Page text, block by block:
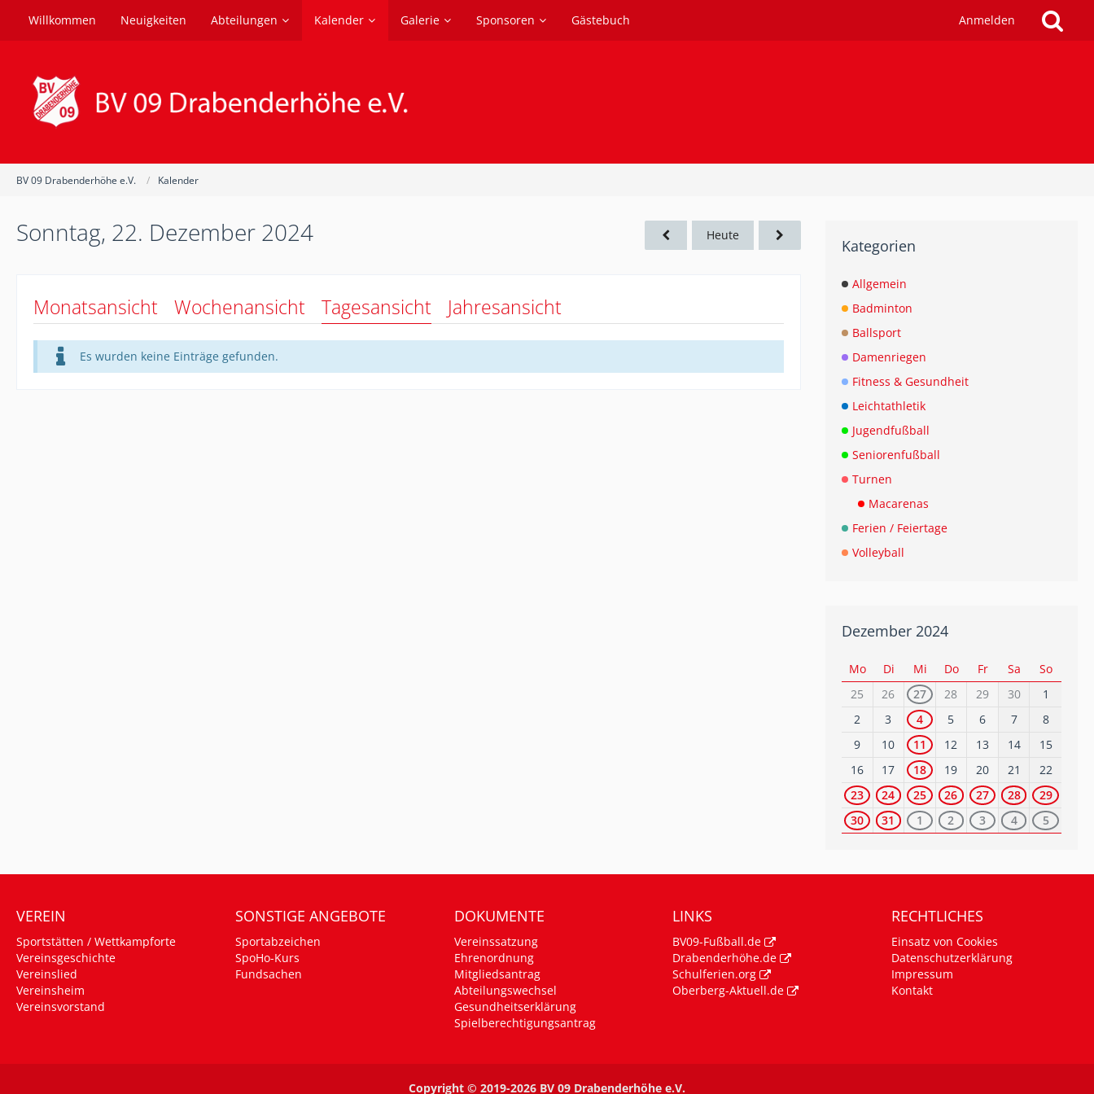
Willkommen Neuigkeiten Abteilungen Kalender Galerie Sponsoren Gästebuch Anmelden
BV 09 Drabenderhöhe e.V. Kalender
Sonntag, 22. Dezember 2024 Heute
Monatsansicht Wochenansicht Tagesansicht Jahresansicht
Es wurden keine Einträge gefunden.
Kategorien
Allgemein
Badminton
Ballsport
Damenriegen
Fitness & Gesundheit
Leichtathletik
Jugendfußball
Seniorenfußball
Turnen
Macarenas
Ferien / Feiertage
Volleyball
Dezember 2024
Mo Di Mi Do Fr Sa
So
25
26 27 28 29 30
1
2
3 4 5 6 7
8
9
10 11 12 13 14
15
16
17 18 19 20 21
22
23
24 25 26 27 28
29
30
31 1 2 3 4 5
VEREIN
Sportstätten / Wettkampforte
Vereinsgeschichte
Vereinslied
Vereinsheim
Vereinsvorstand
SONSTIGE ANGEBOTE
Sportabzeichen
SpoHo-Kurs
Fundsachen
DOKUMENTE
Vereinssatzung
Ehrenordnung
Mitgliedsantrag
Abteilungswechsel
Gesundheitserklärung
Spielberechtigungsantrag
LINKS
BV09-Fußball.de
Drabenderhöhe.de
Schulferien.org
Oberberg-Aktuell.de
RECHTLICHES
Einsatz von Cookies
Datenschutzerklärung
Impressum
Kontakt
Copyright © 2019-2026 BV 09 Drabenderhöhe e.V.